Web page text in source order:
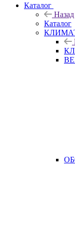
Каталог
Назад
Каталог